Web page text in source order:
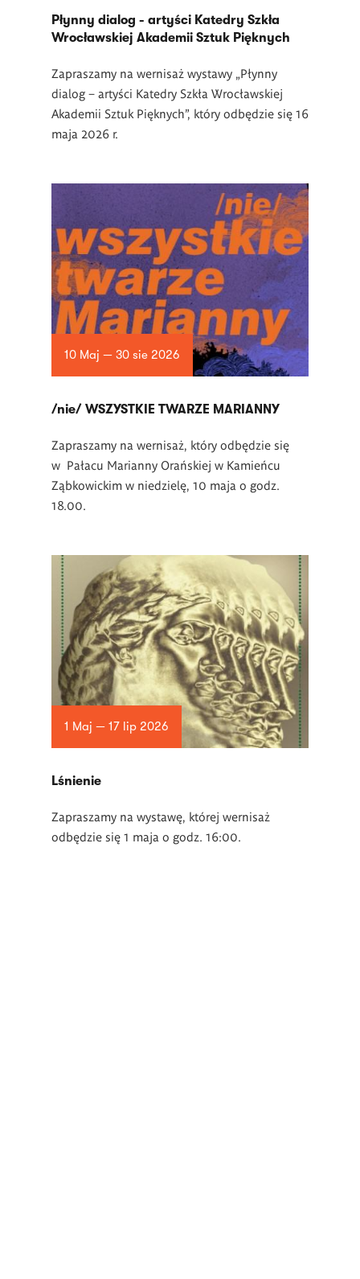
Płynny dialog - artyści Katedry Szkła
Wrocławskiej Akademii Sztuk Pięknych
Zapraszamy na wernisaż wystawy „Płynny
dialog – artyści Katedry Szkła Wrocławskiej
Akademii Sztuk Pięknych”, który odbędzie się 16
maja 2026 r.
10 Maj — 30 sie 2026
/nie/ WSZYSTKIE TWARZE MARIANNY
Zapraszamy na wernisaż, który odbędzie się
w Pałacu Marianny Orańskiej w Kamieńcu
Ząbkowickim w niedzielę, 10 maja o godz.
18.00.
1 Maj — 17 lip 2026
Lśnienie
Zapraszamy na wystawę, której wernisaż
odbędzie się 1 maja o godz. 16:00.